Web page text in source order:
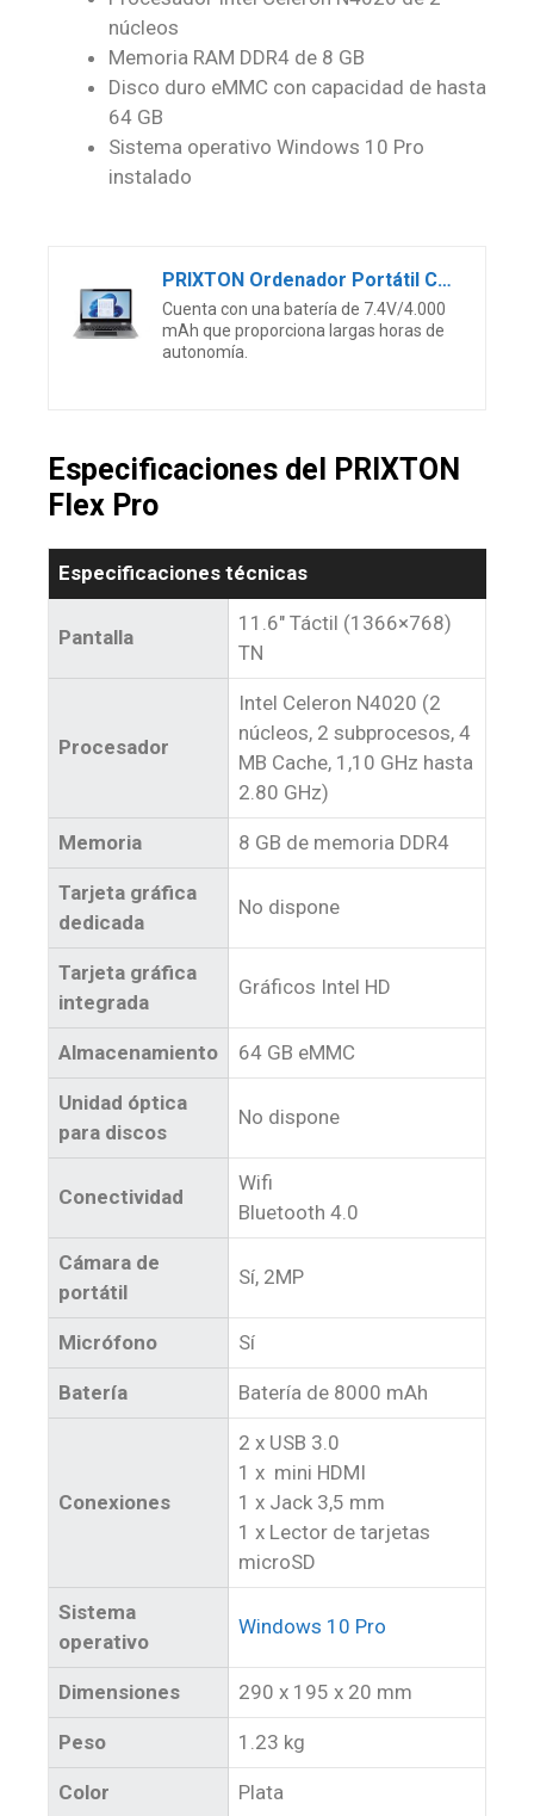
núcleos
Memoria RAM DDR4 de 8 GB
Disco duro eMMC con capacidad de hasta
64 GB
Sistema operativo Windows 10 Pro
instalado
PRIXTON Ordenador Portátil Convertible Flex Pro con Pantalla Táctil de 11.6”, Windows 11 Home, Procesador Intel Celeron N4020, Memoria 4GB RAM / 128GB, Teclado en Español
Cuenta con una batería de 7.4V/4.000
mAh que proporciona largas horas de
autonomía.
Especificaciones del PRIXTON
Flex Pro
Especificaciones técnicas
Pantalla
11.6″ Táctil (1366×768)
TN
Procesador
Intel Celeron N4020 (2
núcleos, 2 subprocesos, 4
MB Cache, 1,10 GHz hasta
2.80 GHz)
Memoria 8 GB de memoria DDR4
Tarjeta gráfica
dedicada
No dispone
Tarjeta gráfica
integrada
Gráficos Intel HD
Almacenamiento 64 GB eMMC
Unidad óptica
para discos
No dispone
Conectividad
Wifi
Bluetooth 4.0
Cámara de
portátil
Sí, 2MP
Micrófono Sí
Batería Batería de 8000 mAh
Conexiones
2 x USB 3.0
1 x mini HDMI
1 x Jack 3,5 mm
1 x Lector de tarjetas
microSD
Sistema
operativo
Windows 10 Pro
Dimensiones 290 x 195 x 20 mm
Peso 1.23 kg
Color Plata